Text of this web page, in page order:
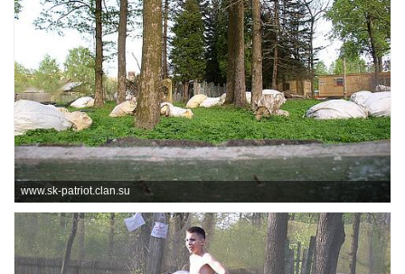
www.sk-patriot.clan.su